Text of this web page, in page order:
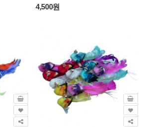
4,500원